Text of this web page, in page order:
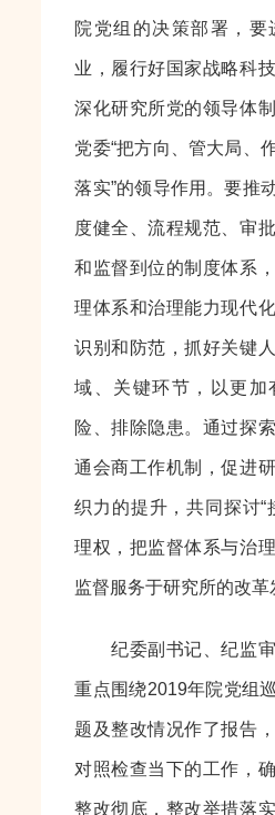
院党组的决策部署，要
业，履行好国家战略科
深化研究所党的领导体
党委“把方向、管大局、
落实”的领导作用。要推
度健全、流程规范、审
和监督到位的制度体系
理体系和治理能力现代
识别和防范，抓好关键
域、关键环节，以更加
险、排除隐患。通过探
通会商工作机制，促进
织力的提升，共同探讨“
理权，把监督体系与治
监督服务于研究所的改革
纪委副书记、纪监审
重点围绕2019年院党组
题及整改情况作了报告
对照检查当下的工作，
整改彻底，整改举措落